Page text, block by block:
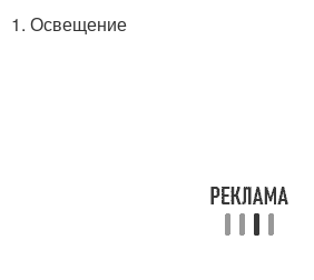
1. Освещение